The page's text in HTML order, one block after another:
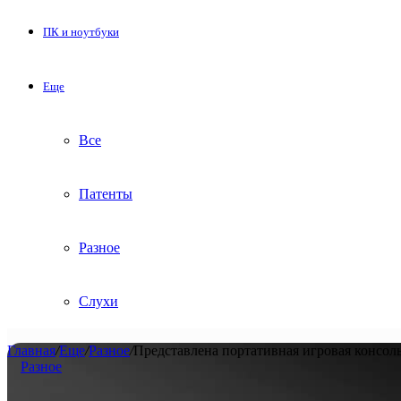
ПК и ноутбуки
Еще
Все
Патенты
Разное
Слухи
Главная/Еще/Разное/Представлена портативная игровая
Разное